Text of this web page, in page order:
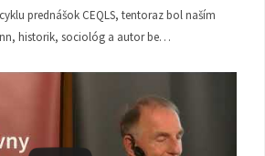
prednášok CEQLS, tentoraz bol naším
historik, sociológ a autor be…